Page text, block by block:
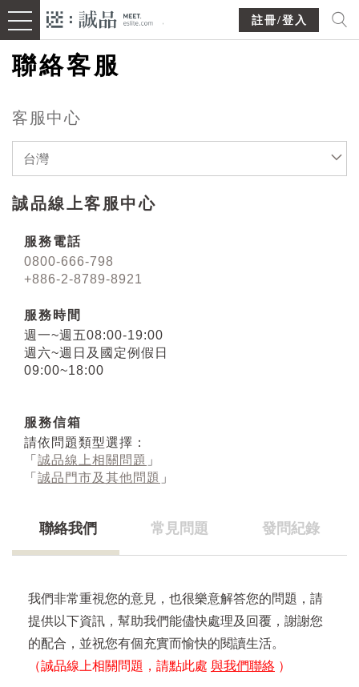
註冊/登入
聯絡客服
客服中心
台灣
誠品線上客服中心
服務電話
0800-666-798
+886-2-8789-8921
服務時間
週一~週五08:00-19:00
週六~週日及國定例假日
09:00~18:00
服務信箱
請依問題類型選擇：
「 誠品線上相關問題 」
「 誠品門市及其他問題 」
聯絡我們 常見問題 發問紀錄
我們非常重視您的意見，也很樂意解答您的問題，請
提供以下資訊，幫助我們能儘快處理及回覆，謝謝您
的配合，並祝您有個充實而愉快的閱讀生活。
（誠品線上相關問題，請點此處 與我們聯絡 ）